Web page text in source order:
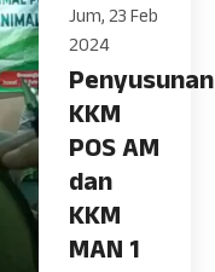
Jum, 23 Feb
2024
Penyusunan
KKM
POS AM
dan
KKM
MAN 1